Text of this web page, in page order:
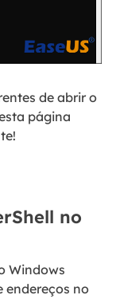
de abrir o
página
no
Windows
endereços no